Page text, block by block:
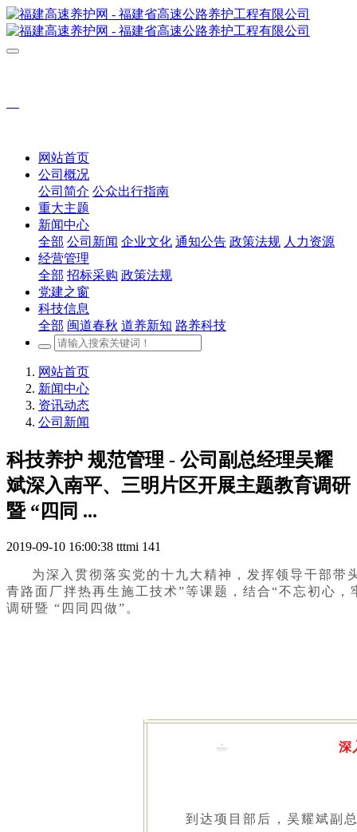
网站首页
公司概况
公司简介 公众出行指南
重大主题
新闻中心
全部 公司新闻 企业文化 通知公告 政策法规 人力资源
经营管理
全部 招标采购 政策法规
党建之窗
科技信息
全部 闽道春秋 道养新知 路养科技
网站首页
新闻中心
资讯动态
公司新闻
科技养护 规范管理 - 公司副总经理吴耀
斌深入南平、三明片区开展主题教育调研
暨 “四同 ...
2019-09-10 16:00:38 tttmi 141
为深入贯彻落实党的十九大精神，发挥领导干部
青路面厂拌热再生施工技术”等课题，结合“不忘初心
调研暨 “四同四做”。
深
到达项目部后，吴耀斌副